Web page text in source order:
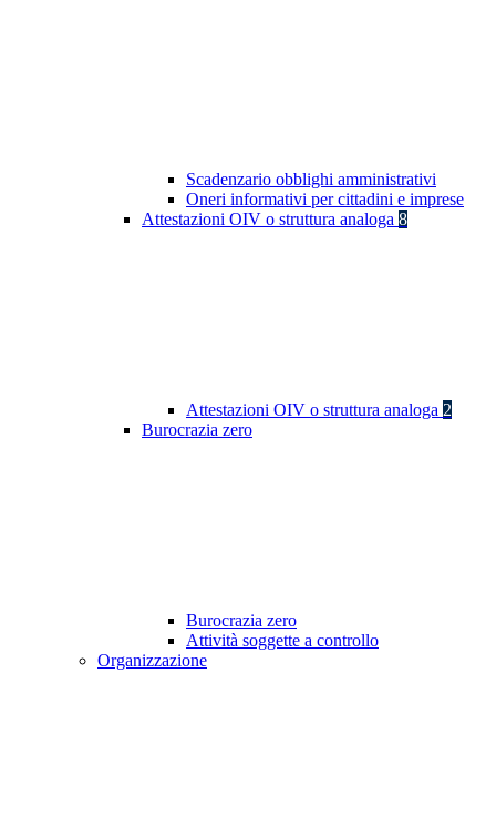
Scadenzario obblighi amministrativi
Oneri informativi per cittadini e imprese
Attestazioni OIV o struttura analoga 8
Attestazioni OIV o struttura analoga 2
Burocrazia zero
Burocrazia zero
Attività soggette a controllo
Organizzazione